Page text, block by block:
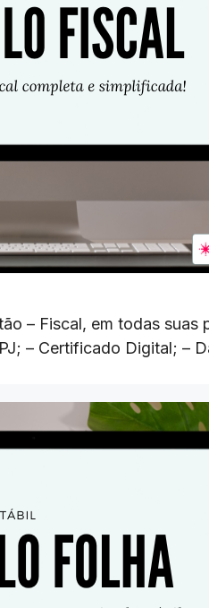
– Fiscal, em todas
– Certificado Digital; –